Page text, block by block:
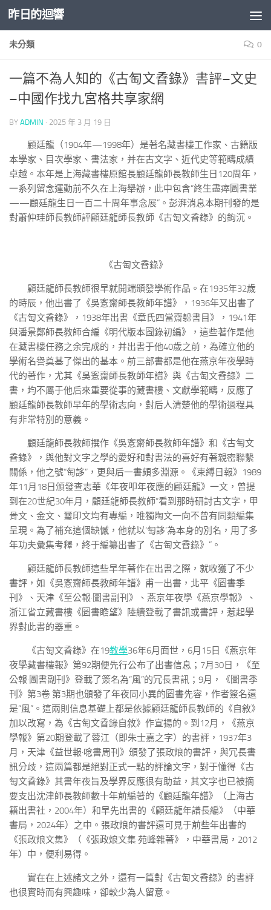
Skip to content
昨日的迴響
未分類 0
一篇不為人知的《古匋文孴錄》書評–文史
–中國作找九宮格共享家網
BY ADMIN · 2025 年 3 月 19 日
顧廷龍（1904年—1998年）是著名藏書樓工作家、古籍版
本學家、目次學家、書法家，并在古文字、近代史等範疇成績
卓越。本年是上海藏書樓原館長顧廷龍師長教師生日120周年，
一系列留念運動前不久在上海舉辦，此中包含“終生盡瘁圖書業
——顧廷龍生日一百二十周年事念展”。彭湃消息本期刊發的是
對蕭仲珪師長教師評顧廷龍師長教師《古匋文孴錄》的鉤沉。
《古匋文孴錄》
顧廷龍師長教師很早就開端頒發學術作品。在1935年32歲
的時辰，他出書了《吳愙齋師長教師年譜》，1936年又出書了
《古匋文孴錄》，1938年出書《章氏四當齋躲書目》，1941年
與潘景鄭師長教師合編《明代版本圖錄初編》，這些著作是他
在藏書樓任務之余完成的，并出書于他40歲之前，為確立他的
學術名譽奠基了傑出的基本。前三部書都是他在燕京年夜學時
代的著作，尤其《吳愙齋師長教師年譜》與《古匋文孴錄》二
書，均不屬于他后來重要從事的藏書樓、文獻學範疇，反應了
顧廷龍師長教師早年的學術志向，對后人清楚他的學術過程具
有非常特別的意義。
顧廷龍師長教師撰作《吳愙齋師長教師年譜》和《古匋文
孴錄》，與他對文字之學的愛好和對書法的喜好有著親密聯繫
關係，他之號“匋誃”，更與后一書頗多淵源。《束縛日報》1989
年11月18日頒發查志華《年夜叩年夜應的顧廷龍》一文，曾提
到在20世紀30年月，顧廷龍師長教師“看到那時研討古文字，甲
骨文、金文、璽印文均有專編，唯獨陶文一向不曾有同類編集
呈現。為了補充這個缺憾，他就以‘匋誃’為本身的別名，用了多
年功夫彙集考釋，終于編纂出書了《古匋文孴錄》”。
顧廷龍師長教師這些早年著作在出書之際，就收獲了不少
書評，如《吳愙齋師長教師年譜》甫一出書，北平《圖書季
刊》、天津《至公報·圖書副刊》、燕京年夜學《燕京學報》、
浙江省立藏書樓《圖書瞻望》陸續登載了書訊或書評，惹起學
界對此書的器重。
《古匋文孴錄》在19教學36年6月面世，6月15日《燕京年
夜學藏書樓報》第92期便先行公布了出書信息；7月30日，《至
公報·圖書副刊》登載了簽名為“風”的冗長書訊；9月，《圖書季
刊》第3卷 第3期也頒發了年夜同小異的圖書先容，作者簽名還
是“風”。這兩則信息基礎上都是依據顧廷龍師長教師的《自敘》
加以改寫，為《古匋文孴錄自敘》作宣揚的。到12月，《燕京
學報》第20期登載了蓉江（即朱士嘉之字）的書評，1937年3
月，天津《益世報·唸書周刊》頒發了張政烺的書評，與冗長書
訊分歧，這兩篇都是絕對正式一點的評論文字，對于懂得《古
匋文孴錄》其書年夜旨及學界反應很有助益，其文字也已被摘
要支出沈津師長教師數十年前編著的《顧廷龍年譜》（上海古
籍出書社，2004年）和早先出書的《顧廷龍年譜長編》（中華
書局，2024年）之中。張政烺的書評還可見于前些年出書的
《張政烺文集》（《張政烺文集·苑峰雜著》，中華書局，2012
年）中，便利易得。
實在在上述諸文之外，還有一篇對《古匋文孴錄》的書評
也很實時而有興趣味，卻較少為人留意。